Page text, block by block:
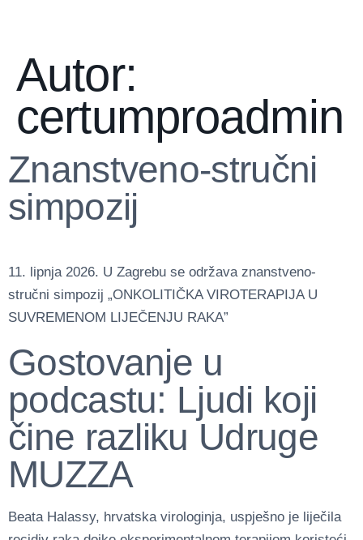
Autor:
certumproadmin
Znanstveno-stručni
simpozij
11. lipnja 2026. U Zagrebu se održava znanstveno-
stručni simpozij „ONKOLITIČKA VIROTERAPIJA U
SUVREMENOM LIJEČENJU RAKA”
Gostovanje u
podcastu: Ljudi koji
čine razliku Udruge
MUZZA
Beata Halassy, hrvatska virologinja, uspješno je liječila